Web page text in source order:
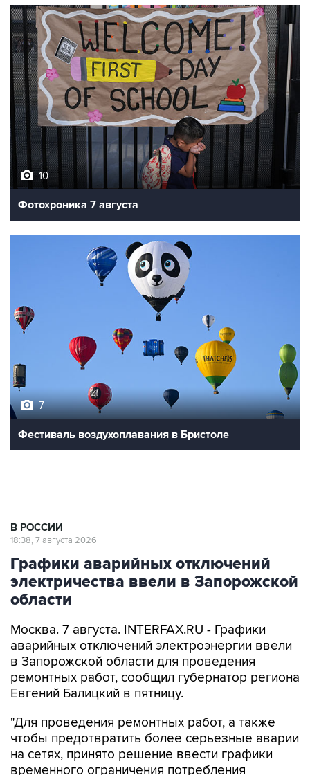
10
Фотохроника 7 августа
Фестиваль воздухоплавания в Бристоле
Графики аварийных отключений
электричества ввели в Запорожской
области
Москва. 7 августа. INTERFAX.RU - Графики
в Запорожской области для проведения
ремонтных работ, сообщил губернатор региона
Евгений Балицкий в пятницу.
"Для проведения ремонтных работ, а также
на сетях, принято решение ввести графики
временного ограничения потребления
электроэнергии - графики аварийных